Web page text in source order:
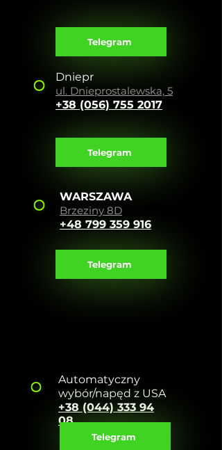
Telegram
Dniepr
ul. Dnieprostalewska, 5
+38 (056) 755 2017
Telegram
WARSZAWA
Brzeziny 8D
+48 799 359 916
Telegram
Automatyczny
wybór/napęd z USA
+38 (044) 333 94
08
Telegram